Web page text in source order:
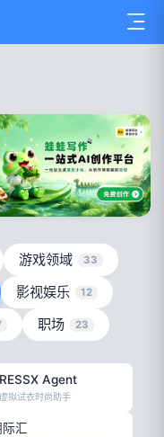
游戏领域 33
影视娱乐 12
职场 23
Agent
拟试衣时尚助手
际汇